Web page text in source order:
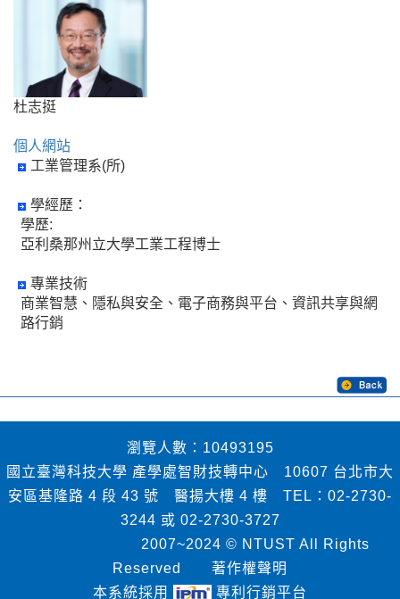
杜志挺
個人網站
工業管理系(所)
學經歷：
學歷:
亞利桑那州立大學工業工程博士
專業技術
商業智慧、隱私與安全、電子商務與平台、資訊共享與網
路行銷
瀏覽人數：10493195
國立臺灣科技大學 產學處智財技轉中心 10607 台北市大
安區基隆路 4 段 43 號 醫揚大樓 4 樓 TEL：02-2730-
3244 或 02-2730-3727
2007~2024 © NTUST All Rights
Reserved 著作權聲明
本系統採用
專利行銷平台